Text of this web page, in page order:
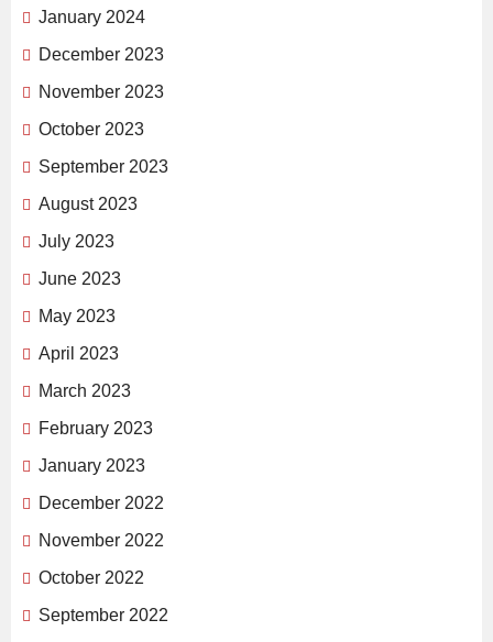
January 2024
December 2023
November 2023
October 2023
September 2023
August 2023
July 2023
June 2023
May 2023
April 2023
March 2023
February 2023
January 2023
December 2022
November 2022
October 2022
September 2022